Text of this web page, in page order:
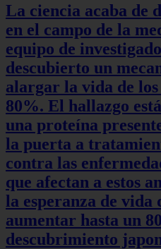
La ciencia acaba de
en el campo de la
equipo de
descubierto un
alargar la vida de los
80%. El hallazgo
una proteína
la puerta a
contra las
que afectan a estos
la esperanza de vida
aumentar hasta un
descubrimiento